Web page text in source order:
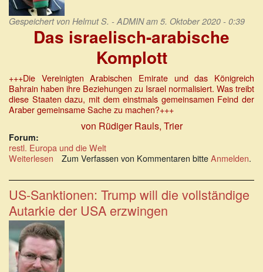
Gespeichert von Helmut S. - ADMINam 5. Oktober 2020 - 0:39
Das israelisch-arabische
Komplott
+++Die Vereinigten Arabischen Emirate und das Königreich
Bahrain haben ihre Beziehungen zu Israel normalisiert. Was treibt
diese Staaten dazu, mit dem einstmals gemeinsamen Feind der
Araber gemeinsame Sache zu machen?+++
von Rüdiger Rauls, Trier
Forum:
restl. Europa und die Welt
Weiterlesen über
israelisch-
arabische
Komplott
Zum Verfassen von Kommentaren bitteAnmelden.
US-Sanktionen: Trump will die vollständige
Autarkie der USA erzwingen